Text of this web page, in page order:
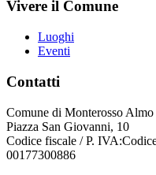
Vivere il Comune
Luoghi
Eventi
Contatti
Comune di Monterosso Almo
Piazza San Giovanni, 10
Codice fiscale / P.
00177300886